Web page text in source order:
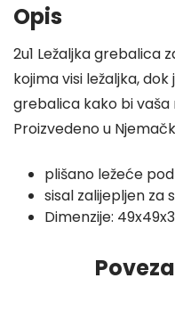
K
M
.
Opis
2u1 Ležaljka grebalica
kojima visi ležaljka,
grebalica kako bi
Proizvedeno u
plišano ležeće
sisal zalijepljen za
Dimenzije: